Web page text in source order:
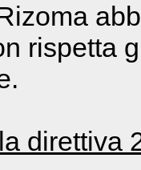
rispetta
direttiva